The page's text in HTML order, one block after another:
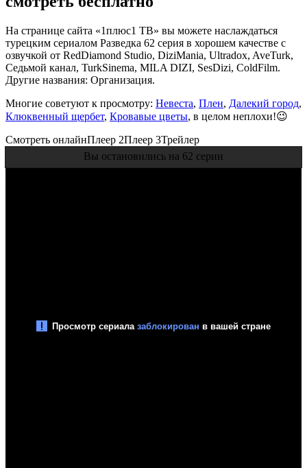
На странице сайта «1плюс1 ТВ» вы можете наслаждаться
турецким сериалом Разведка 62 серия в хорошем качестве с
озвучкой от RedDiamond Studio, DiziMania, Ultradox, AveTurk,
Седьмой канал, TurkSinema, MILA DIZI, SesDizi, ColdFilm.
Другие названия: Организация.
Многие советуют к просмотру: Невеста, Плен, Далекий город,
Клюквенный щербет, Кровавые цветы, в целом неплохи!😉
Смотреть онлайнПлеер 2Плеер 3Трейлер
Вы остановились на 62 серии